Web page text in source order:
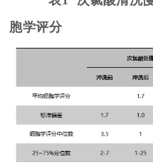
胞学评分